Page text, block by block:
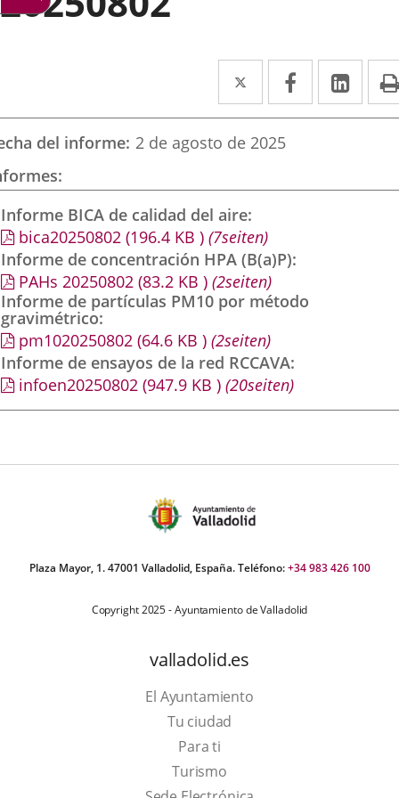
Twitter
Enlace
a
una
externa.
Facebook
Enlace
a
externa.
a
del informe 2 de agosto de 2025
Informe BICA de calidad del aire
bica20250802 (196.4 KB ) (7seiten)
Informe de concentración HPA (B(a)P)
PAHs 20250802 (83.2 KB ) (2seiten)
Informe de partículas PM10 por método
gravimétrico
pm1020250802 (64.6 KB ) (2seiten)
Informe de ensayos de la red RCCAVA
infoen20250802 (947.9 KB ) (20seiten)
Plaza Mayor, 1. 47001 Valladolid, España. Teléfono:+34 983 426 100
Copyright 2025 - Ayuntamiento de Valladolid
valladolid.es
El Ayuntamiento
Tu ciudad
Para ti
TurismoThis